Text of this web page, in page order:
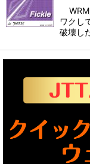
WRM
ワクし
破壊し